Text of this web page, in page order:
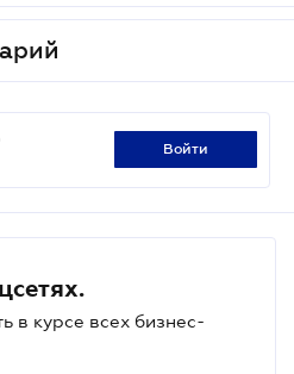
войти
в курсе всех бизнес-